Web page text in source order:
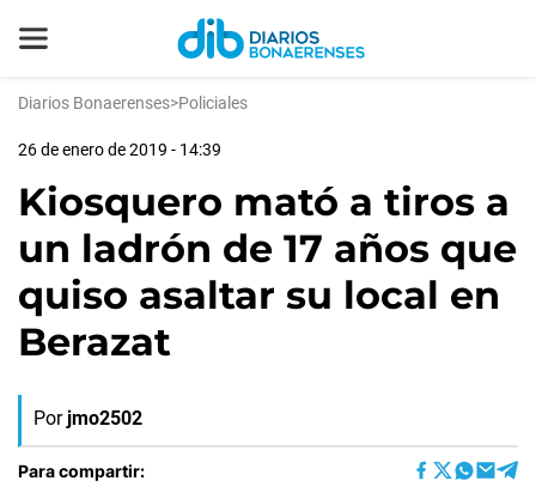
Diarios Bonaerenses>Policiales
26 de enero de 2019 - 14:39
Kiosquero mató a tiros a
un ladrón de 17 años que
quiso asaltar su local en
Berazat
Por jmo2502
Para compartir: